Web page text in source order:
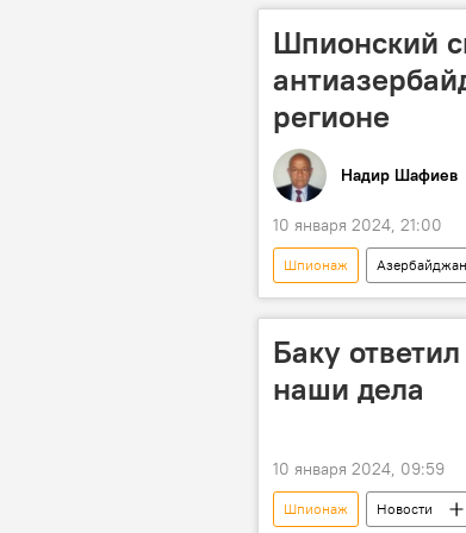
Шпионский
регионе
Надир Шафиев
10 января 2024, 21:00
Шпионаж Азербайджан
Южный Кавказ
Баку
наши дела
10 января 2024, 09:59
Шпионаж Новости